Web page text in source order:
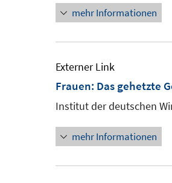
mehr Informationen
Externer Link
Frauen: Das gehetzte
Institut der deutschen
mehr Informationen